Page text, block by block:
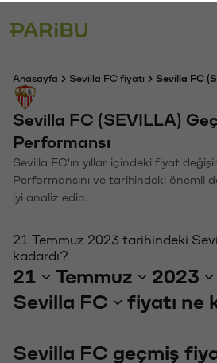
Anasayfa Sevilla FC fiyatı Sevilla FC
Sevilla FC (SEVILLA)
Performansı
Sevilla FC'ın yıllar içindeki fiyat
Performansını ve tarihindeki önemli
iyi analiz edin.
21 Temmuz 2023 tarihindeki
kadardı?
21 Temmuz 2023
Sevilla FC
fiyatı ne
Sevilla FC geçmiş